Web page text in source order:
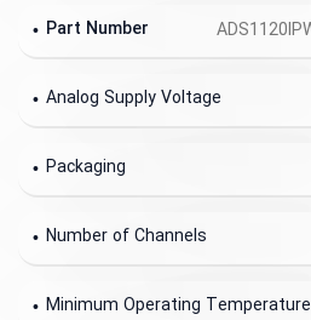
Part Number
Analog Supply Voltage
Packaging
Number of Channels
Minimum Operating Temperature